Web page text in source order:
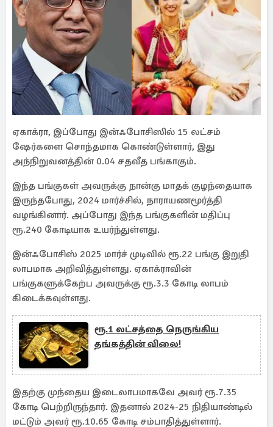
ஏகாக்ரா, இப்போது இன்ஃபோசிஸில் 15 லட்சம்
ஷேர்களை சொந்தமாக கொண்டுள்ளார், இது
அந்நிறுவனத்தின் 0.04 சதவீத பங்காகும்.
இந்த பங்குகள் அவருக்கு நான்கு மாதக் குழந்தையாக
இருந்தபோது, 2024 மார்ச்சில், நாராயணமூர்த்தி
வழங்கினார். அப்போது இந்த பங்குகளின் மதிப்பு
ரூ.240 கோடியாக உயர்ந்துள்ளது.
இன்ஃபோசிஸ் 2025 மார்ச் முடிவில் ரூ.22 பங்கு இறுதி
லாபமாக அறிவித்துள்ளது. ஏகாக்ராவின்
பங்குகளுக்கேற்ப அவருக்கு ரூ.3.3 கோடி லாபம்
கிடைக்கவுள்ளது.
ரூ.1 லட்சத்தை நெருங்கிய
தங்கத்தின் விலை!
இதற்கு முந்தைய இடைலாபமாகவே அவர் ரூ.7.35
கோடி பெற்றிருந்தார். இதனால் 2024-25 நிதியாண்டில்
மட்டும் அவர் ரூ.10.65 கோடி சம்பாதித்துள்ளார்.